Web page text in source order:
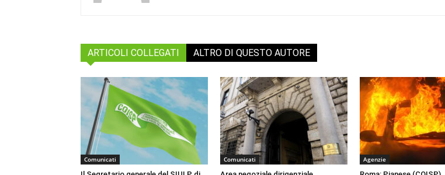
ARTICOLI COLLEGATI ALTRO DI QUESTO AUTORE
Comunicati Comunicati Agenzie